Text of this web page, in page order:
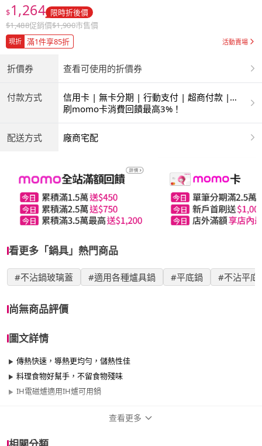
$1,264 限時折後價
$1,488促銷價$1,900市售價
現折 滿1件享85折 活動賣場
折價券 查看可使用的折價券
付款方式
信用卡 | 無卡分期 | 行動支付 | 超商付款 |
ATM | 銀聯卡
刷momo卡消費回饋最高3%！
配送方式 廠商宅配
看更多「鍋具」熱門商品
#不沾鍋玻璃蓋 #適用各種爐具鍋 #平底鍋 #不沾平底
尚無商品評價
圖文詳情
傳熱快速，導熱更均勻，儲熱性佳
料理食物好幫手，不留食物殘味
IH電磁爐適用IH爐可用鍋
查看更多